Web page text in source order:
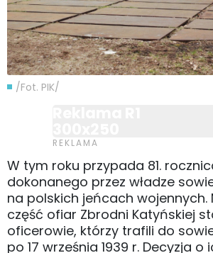
/Fot. PIK/
W tym roku przypada 81.
dokonanego przez władze
na polskich jeńcach wojennych.
część ofiar Zbrodni Katyńskiej
oficerowie, którzy trafili do
po 17 września 1939 r. Decyzja o